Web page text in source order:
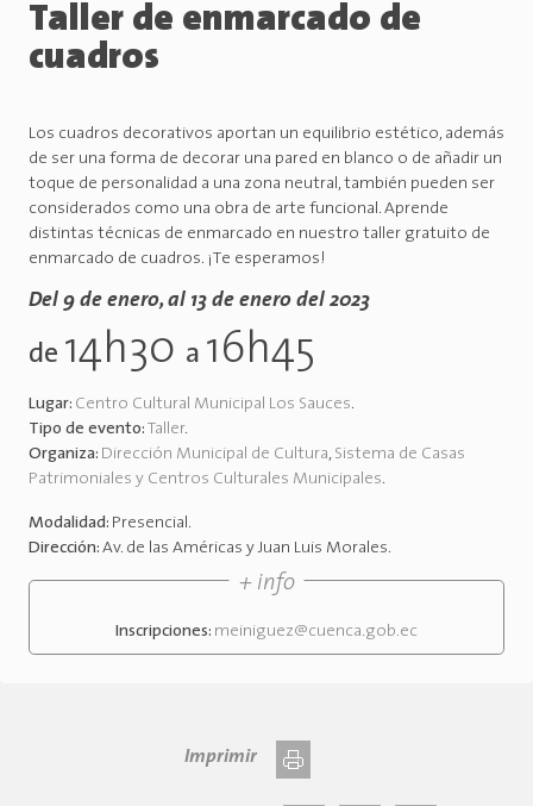
Taller de enmarcado de
cuadros
Los cuadros decorativos aportan un equilibrio estético, además
de ser una forma de decorar una pared en blanco o de añadir un
toque de personalidad a una zona neutral, también pueden ser
considerados como una obra de arte funcional. Aprende
distintas técnicas de enmarcado en nuestro taller gratuito de
enmarcado de cuadros. ¡Te esperamos!
Del 9 de enero, al 13 de enero del 2023
de 14h30 a 16h45
Lugar: Centro Cultural Municipal Los Sauces.
Tipo de evento: Taller.
Organiza: Dirección Municipal de Cultura, Sistema de Casas
Patrimoniales y Centros Culturales Municipales.
Modalidad: Presencial.
Dirección: Av. de las Américas y Juan Luis Morales.
+ info
Inscripciones: meiniguez@cuenca.gob.ec
Imprimir